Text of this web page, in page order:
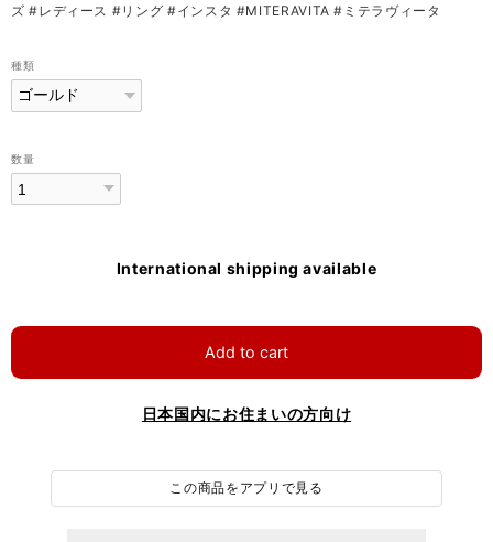
ズ #レディース #リング #インスタ #MITERAVITA #ミテラヴィータ
種類
数量
International shipping available
Add to cart
日本国内にお住まいの方向け
この商品をアプリで見る